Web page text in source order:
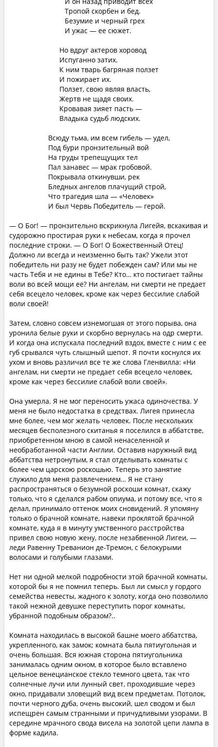
Тропой скорбен и бед.
Безумие и черный грех
И ужас — ее сюжет.
Но вдруг актеров хоровод
Испуганно затих.
К ним тварь багряная ползет
И пожирает их.
Ползет, свою являя власть,
Жертв не щадя своих.
Кровавая зияет пасть —
Владыка судьб людских.
Всюду тьма, им всем гибель — удел,
Под бури пронзительный вой
На груды трепещущих тел
Пал занавес — мрак гробовой.
Покрывала откинувши, рек
Бледных ангелов плачущий строй,
Что трагедия шла — «Человек»
И был Червь Победитель — герой.
— О Бог! — пронзительно вскрикнула Лигейя, вскакивая и
судорожно простирая руки к небесам, когда я прочел
последние строки. — О Бог! О Божественный Отец!
Должно ли всегда и неизменно быть так? Ужели этот
победитель ни разу не будет побежден сам? Или мы не
часть Тебя и не едины в Тебе? Кто… кто постигает тайны
воли во всей мощи ее? Ни ангелам, ни смерти не предает
себя всецело человек, кроме как через бессилие слабой
воли своей!
Затем, словно совсем изнемогшая от этого порыва, она
уронила белые руки и скорбно вернулась на одр смерти.
И когда она испускала последний вздох, вместе с ним с ее
губ срывался чуть слышный шепот. Я почти коснулся их
ухом и вновь различил все те же слова Гленвилла: «Ни
ангелам, ни смерти не предает себя всецело человек,
кроме как через бессилие слабой воли своей».
Она умерла. Я не мог переносить ужаса одиночества. У
меня не было недостатка в средствах. Лигея принесла
мне более, чем мог желать человек. После нескольких
месяцев бесполезного скитанья я поселился в аббатстве,
приобретенном мною в самой ненаселенной и
необработанной части Англии. Оставив наружный вид
аббатства нетронутым, я стал отделывать комнаты с
более чем царскою роскошью. Теперь это занятие
служило для меня развлечением… Я не стану
распространяться о безумной роскоши комнат, скажу
только, что я сделался рабом опиума, и потому все, что я
делал, принимало оттенок моих сновидений. Я упомяну
только о брачной комнате, навеки проклятой брачной
комнате, куда я в минуту умственного расстройства
привел свою новую жену, после незабвенной Лигеи, —
леди Равенну Треванион де-Тремон, с белокурыми
волосами и голубыми глазами.
Нет ни одной мелкой подробности этой брачной комнаты,
которой бы я не помнил теперь. Был ли смысл у гордого
семейства невесты, жадного к золоту, когда оно позволило
такой нежной девушке переступить порог комнаты,
убранной подобным образом?..
Комната находилась в высокой башне моего аббатства,
укрепленного, как замок; комната была пятиугольная и
очень большая. Вся южная сторона пятиугольника
занималась одним окном, в которое было вставлено
цельное венецианское стекло темного цвета, так что
солнечные лучи или лунный свет, проходившие через
окно, придавали зловещий вид всем предметам. Потолок,
почти черного дуба, очень высокий, шел сводом и был
испещрен самым странными и причудливыми узорами. В
середине мрачного свода висела на золотой цепи лампа в
форме кадила.